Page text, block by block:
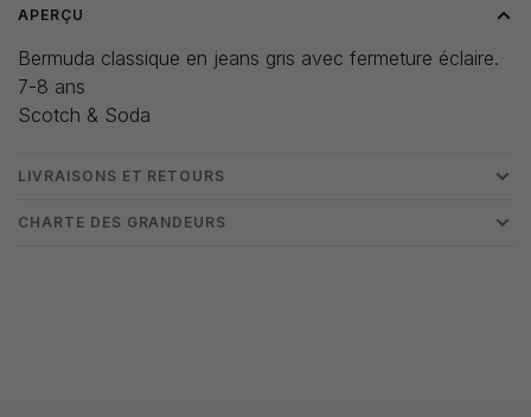
APERÇU
Bermuda classique en jeans gris avec fermeture éclaire.
7-8 ans
Scotch & Soda
LIVRAISONS ET RETOURS
CHARTE DES GRANDEURS